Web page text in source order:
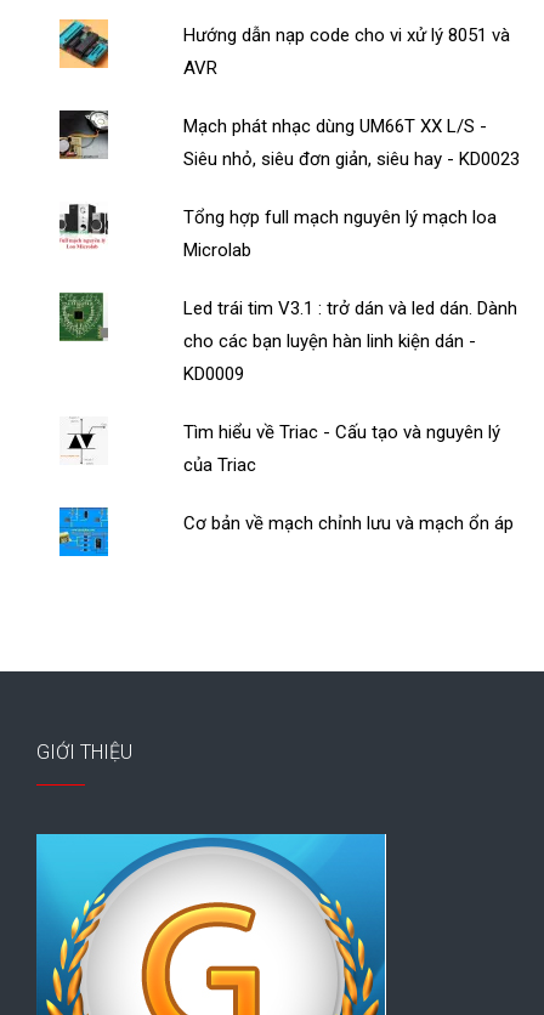
Hướng dẫn nạp code cho vi xử lý 8051 và
AVR
Mạch phát nhạc dùng UM66T XX L/S -
Siêu nhỏ, siêu đơn giản, siêu hay - KD0023
Tổng hợp full mạch nguyên lý mạch loa
Microlab
Led trái tim V3.1 : trở dán và led dán. Dành
cho các bạn luyện hàn linh kiện dán -
KD0009
Tìm hiểu về Triac - Cấu tạo và nguyên lý
của Triac
Cơ bản về mạch chỉnh lưu và mạch ổn áp
GIỚI THIỆU